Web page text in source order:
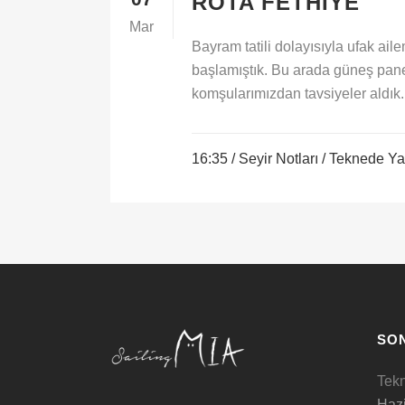
Mar
Bayram tatili dolayısıyla ufak
başlamıştık. Bu arada güneş
komşularımızdan tavsiyeler
16:35 / Seyir Notları /Teknede